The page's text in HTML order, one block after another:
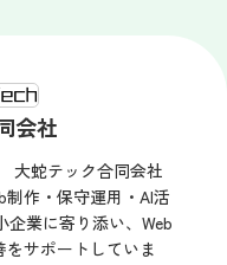
会社
大蛇テック合同会社
制作・保守運用・AI活
業に寄り添い、Web
サポートしていま